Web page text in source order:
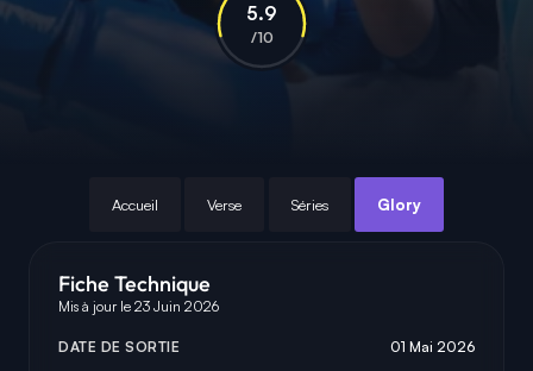
5.9
/10
Accueil Verse Séries Glory
Fiche Technique
Mis à jour le 23 Juin 2026
DATE DE SORTIE
01 Mai 2026